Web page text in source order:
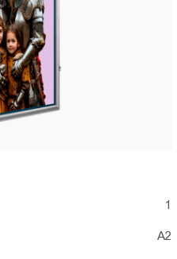
1
А2